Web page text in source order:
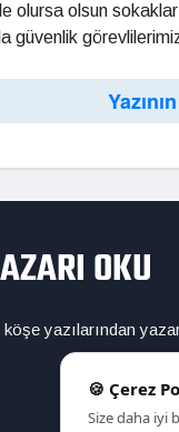
olursa olsun
güvenlik
yazılarından
🍪 Çerez
Size daha iyi